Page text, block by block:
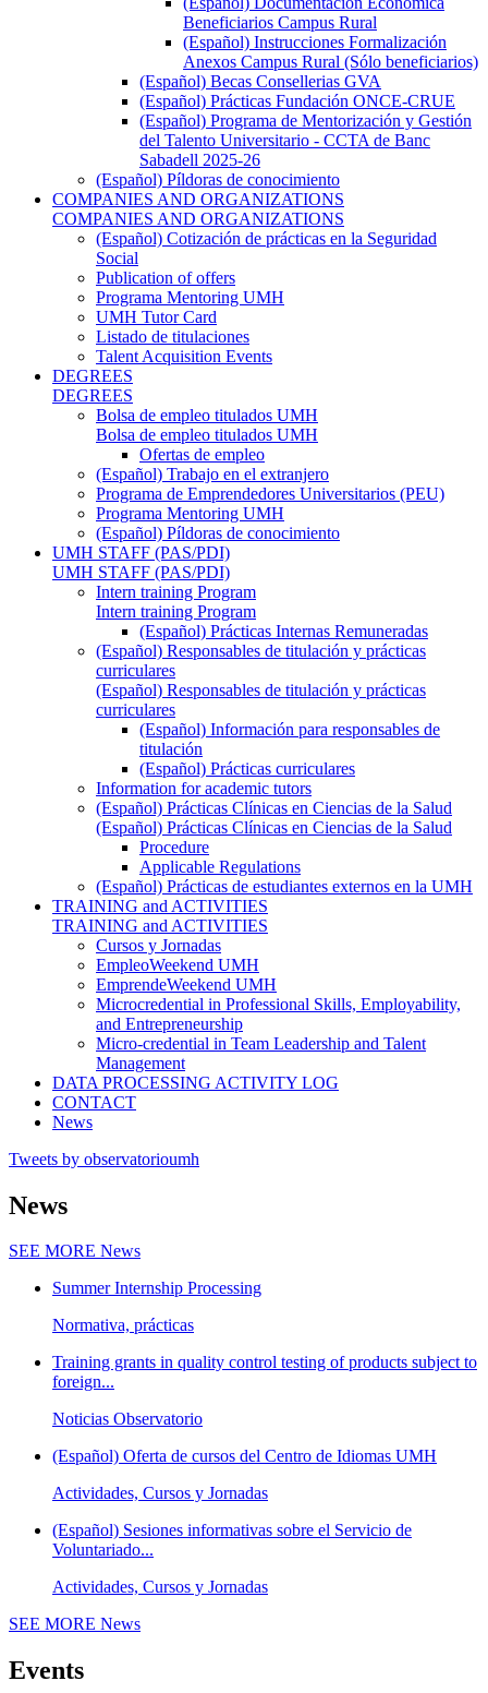
Beneficiarios Campus Rural
(Español) Instrucciones Formalización
Anexos Campus Rural (Sólo beneficiarios)
(Español) Becas Consellerias GVA
(Español) Prácticas Fundación ONCE-CRUE
(Español) Programa de Mentorización y Gestión
del Talento Universitario - CCTA de Banc
Sabadell 2025-26
(Español) Píldoras de conocimiento
COMPANIES AND ORGANIZATIONS
COMPANIES AND ORGANIZATIONS
(Español) Cotización de prácticas en la Seguridad
Social
Publication of offers
Programa Mentoring UMH
UMH Tutor Card
Listado de titulaciones
Talent Acquisition Events
DEGREES
DEGREES
Bolsa de empleo titulados UMH
Bolsa de empleo titulados UMH
Ofertas de empleo
(Español) Trabajo en el extranjero
Programa de Emprendedores Universitarios (PEU)
Programa Mentoring UMH
(Español) Píldoras de conocimiento
UMH STAFF (PAS/PDI)
UMH STAFF (PAS/PDI)
Intern training Program
Intern training Program
(Español) Prácticas Internas Remuneradas
(Español) Responsables de titulación y prácticas
curriculares
(Español) Responsables de titulación y prácticas
curriculares
(Español) Información para responsables de
titulación
(Español) Prácticas curriculares
Information for academic tutors
(Español) Prácticas Clínicas en Ciencias de la Salud
(Español) Prácticas Clínicas en Ciencias de la Salud
Procedure
Applicable Regulations
(Español) Prácticas de estudiantes externos en la UMH
TRAINING and ACTIVITIES
TRAINING and ACTIVITIES
Cursos y Jornadas
EmpleoWeekend UMH
EmprendeWeekend UMH
Microcredential in Professional Skills, Employability,
and Entrepreneurship
Micro-credential in Team Leadership and Talent
Management
DATA PROCESSING ACTIVITY LOG
CONTACT
News
Tweets by observatorioumh
News
SEE MORE News
Summer Internship Processing
Normativa, prácticas
Training grants in quality control testing of products subject to
foreign...
Noticias Observatorio
(Español) Oferta de cursos del Centro de Idiomas UMH
Actividades, Cursos y Jornadas
(Español) Sesiones informativas sobre el Servicio de
Voluntariado...
Actividades, Cursos y Jornadas
SEE MORE News
Events